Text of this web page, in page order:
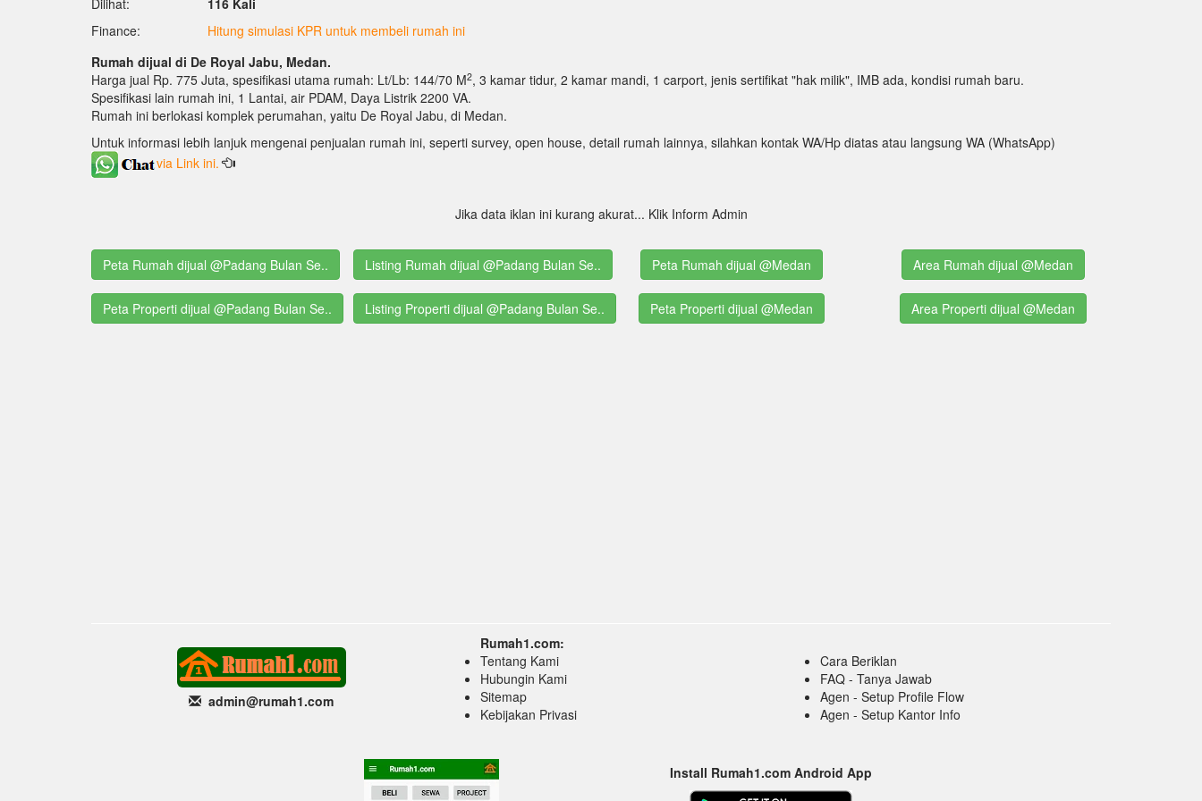
Dilihat:
116 Kali
Finance:
Hitung simulasi KPR untuk membeli rumah ini
Rumah dijual di De Royal Jabu, Medan.
Harga jual Rp. 775 Juta, spesifikasi utama rumah: Lt/Lb: 144/70 M2, 3 kamar tidur, 2 kamar mandi, 1 carport, jenis sertifikat "hak milik", IMB ada, kondisi rumah baru.
Spesifikasi lain rumah ini, 1 Lantai, air PDAM, Daya Listrik 2200 VA.
Rumah ini berlokasi komplek perumahan, yaitu De Royal Jabu, di Medan.
Untuk informasi lebih lanjuk mengenai penjualan rumah ini, seperti survey, open house, detail rumah lainnya, silahkan kontak WA/Hp diatas atau langsung WA (WhatsApp)
via Link ini.
Jika data iklan ini kurang akurat... Klik Inform Admin
Peta Rumah dijual @Padang Bulan Se.. Listing Rumah dijual @Padang Bulan Se.. Peta Rumah dijual @Medan Area Rumah dijual @Medan
Peta Properti dijual @Padang Bulan Se.. Listing Properti dijual @Padang Bulan Se.. Peta Properti dijual @Medan Area Properti dijual @Medan
admin@rumah1.com
Rumah1.com:
Tentang Kami
Hubungin Kami
Sitemap
Kebijakan Privasi
Cara Beriklan
FAQ - Tanya Jawab
Agen - Setup Profile Flow
Agen - Setup Kantor Info
Install Rumah1.com Android App